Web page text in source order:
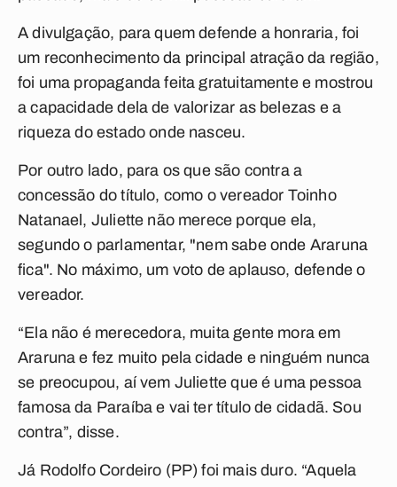
A divulgação, para quem defende a honraria, foi
um reconhecimento da principal atração da região,
foi uma propaganda feita gratuitamente e mostrou
a capacidade dela de valorizar as belezas e a
riqueza do estado onde nasceu.
Por outro lado, para os que são contra a
concessão do título, como o vereador Toinho
Natanael, Juliette não merece porque ela,
segundo o parlamentar, "nem sabe onde Araruna
fica". No máximo, um voto de aplauso, defende o
vereador.
“Ela não é merecedora, muita gente mora em
Araruna e fez muito pela cidade e ninguém nunca
se preocupou, aí vem Juliette que é uma pessoa
famosa da Paraíba e vai ter título de cidadã. Sou
contra”, disse.
Já Rodolfo Cordeiro (PP) foi mais duro. “Aquela